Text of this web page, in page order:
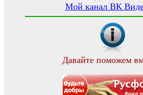
Мой канал ВК
Давайте поможем